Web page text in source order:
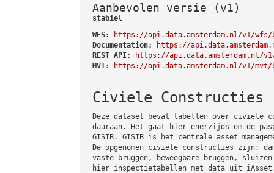
Aanbevolen versie (v1)
stabiel
WFS:
https://api.data.amsterdam.nl/v1/wfs/
Documentation:
https://
REST API:
https://api.data.amsterdam.nl/
MVT:
https://api.data.amsterdam.nl/v1/mvt/
Civiele Constructies
Deze dataset bevat tabellen over civiele
daaraan. Het gaat hier enerzijds om de
GISIB. GISIB is het centrale asset
De opgenomen civiele constructies zijn:
vaste bruggen, beweegbare bruggen,
hier inspectietabellen met data uit